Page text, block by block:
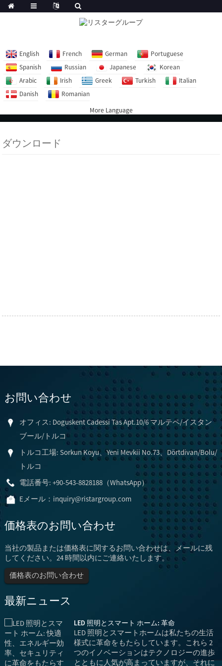
English French German
Portuguese
Spanish
Russian Japanese
Korean
Arabic
Irish Greek Turkish
Italian
Danish
Romanian
More Language
ダウンロード
お問い合わせ
オフィス: Doguskent Cadessi Tas Apt.10/6 マルテペ/イスタン
ブール/トルコ
トルコ工場: Sorkun Koyu、Yeni Mevkii No.73、Dörtdivan/Bolu/
トルコ
電話番号: +90-543-8828188（WhatsApp）
Eメール： inquiry@ristargroup.com
価格表のお問い合わせ
当社の製品または価格表に関するお問い合わせは、メールに残
してください。24 時間以内にご連絡いたします。
価格表のお問い合わせ
最新ニュース
LED 照明とスマート ホーム: 革命
LED 照明とスマートホームは私たちの生活
様式に革命をもたらしています。これら 2
つのイノベーションはテクノロジーの進歩
とともに人気が高まっていますが、それに